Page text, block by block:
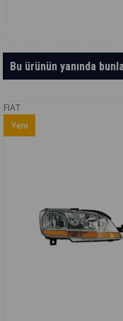
Bu ürünün yanında
FIAT
Yeni